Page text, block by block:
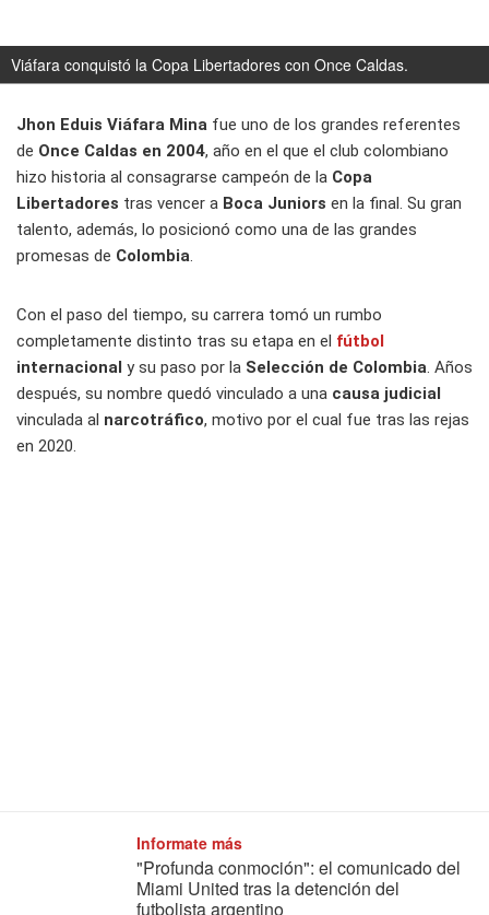
Viáfara conquistó la Copa Libertadores con Once Caldas.
Jhon Eduis Viáfara Mina fue uno de los grandes referentes
de Once Caldas en 2004, año en el que el club colombiano
hizo historia al consagrarse campeón de la Copa
Libertadores tras vencer a Boca Juniors en la final. Su gran
talento, además, lo posicionó como una de las grandes
promesas de Colombia.
Con el paso del tiempo, su carrera tomó un rumbo
completamente distinto tras su etapa en el fútbol
internacional y su paso por la Selección de Colombia. Años
después, su nombre quedó vinculado a una causa judicial
vinculada al narcotráfico, motivo por el cual fue tras las rejas
en 2020.
Informate más
"Profunda conmoción": el comunicado del
Miami United tras la detención del
futbolista argentino